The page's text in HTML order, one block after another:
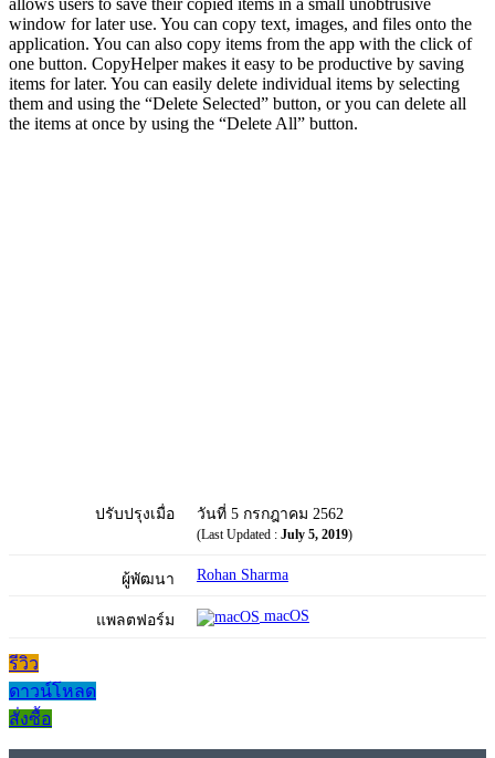
allows users to save their copied items in a small unobtrusive
window for later use. You can copy text, images, and files onto the
application. You can also copy items from the app with the click of
one button. CopyHelper makes it easy to be productive by saving
items for later. You can easily delete individual items by selecting
them and using the “Delete Selected” button, or you can delete all
the items at once by using the “Delete All” button.
ปรับปรุงเมื่อ วันที่ 5 กรกฎาคม 2562
(Last Updated : July 5, 2019)
ผู้พัฒนา Rohan Sharma
แพลตฟอร์ม macOS
รีวิว
ดาวน์โหลด
สั่งซื้อ